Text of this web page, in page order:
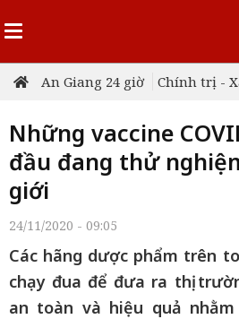
An Giang 24 giờ Chính trị -
Những vaccine
đầu đang thử
giới
24/11/2020 - 09:05
Các hãng dược phẩm trên
chạy đua để đưa ra thị
an toàn và hiệu quả